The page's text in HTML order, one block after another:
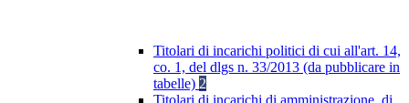
Titolari di incarichi politici di cui all'art. 14,
co. 1, del dlgs n. 33/2013 (da pubblicare in
tabelle) 2